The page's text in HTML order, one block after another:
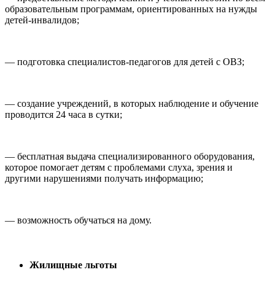
образовательным программам, ориентированных на нужды
детей-инвалидов;
— подготовка специалистов-педагогов для детей с ОВЗ;
— создание учреждений, в которых наблюдение и обучение
проводится 24 часа в сутки;
— бесплатная выдача специализированного оборудования,
которое помогает детям с проблемами слуха, зрения и
другими нарушениями получать информацию;
— возможность обучаться на дому.
Жилищные льготы